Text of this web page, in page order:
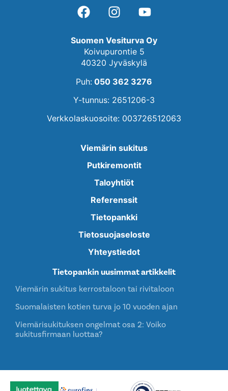
Suomen Vesiturva Oy
Koivupurontie 5
40320 Jyväskylä
Puh: 050 362 3276
Y-tunnus: 2651206-3
Verkkolaskuosoite: 003726512063
Viemärin sukitus
Putkiremontit
Taloyhtiöt
Referenssit
Tietopankki
Tietosuojaseloste
Yhteystiedot
Tietopankin uusimmat artikkelit
Viemärin sukitus kerrostaloon tai rivitaloon
Suomalaisten kotien turva jo 10 vuoden ajan
Viemärisukituksen ongelmat osa 2: Voiko
sukitusfirmaan luottaa?